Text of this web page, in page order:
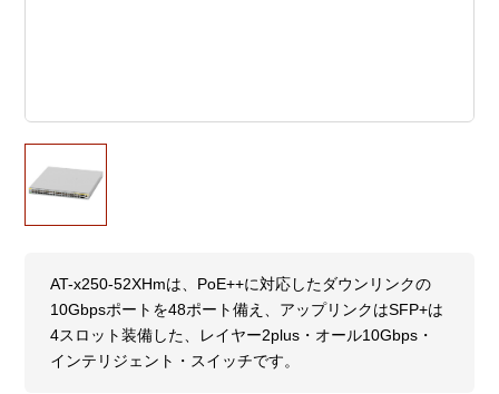
AT-x250-52XHmは、PoE++に対応したダウンリンクの
10Gbpsポートを48ポート備え、アップリンクはSFP+は
4スロット装備した、レイヤー2plus・オール10Gbps・
インテリジェント・スイッチです。